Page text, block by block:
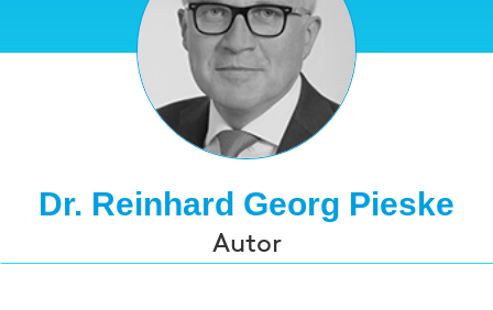
Dr. Reinhard Georg Pieske
Autor